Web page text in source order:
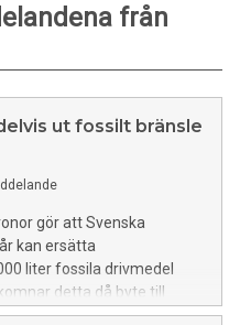
från
ut fossilt bränsle
gör att Svenska
kan ersätta
liter fossila drivmedel
detta då byte till
Svenska kraftnäts